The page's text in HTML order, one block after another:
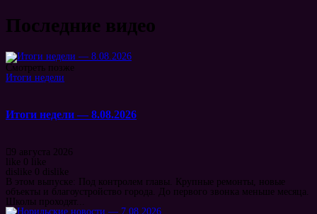
Последние видео
Смотреть позже
Итоги недели
Итоги недели — 8.08.2026
9 августа 2026
like 0 like
dislike 0 dislike
В этом выпуске: Под контролем главы. Крупные ремонты, новые
объекты и благоустройство города. До первого звонка меньше месяца.
Школы проходят...